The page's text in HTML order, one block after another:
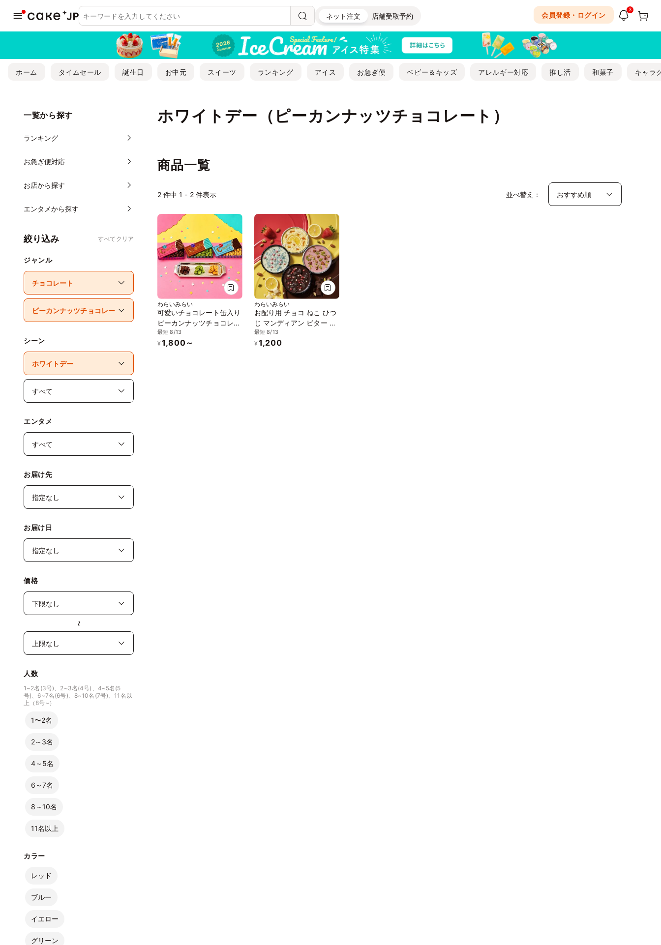
ネット注文 店舗受取予約 会員登録・ログイン
3
ホーム タイムセール 誕生日 お中元 スイーツ ランキング アイス お急ぎ便 ベビー＆キッズ アレルギー対応 推し活 和菓子 キャラ
ホワイトデー（ピーカンナッツチョコレート）
一覧から探す
ランキング
お急ぎ便対応
お店から探す
エンタメから探す
絞り込み すべてクリア
ジャンル
シーン
エンタメ
お届け先
お届け日
価格
〜
人数
1~2名(3号)、2~3名(4号)、4~5名(5
号)、6~7名(6号)、8~10名(7号)、11名以
上（8号~）
1〜2名
2～3名
4～5名
6～7名
8～10名
11名以上
カラー
レッド
ブルー
イエロー
グリーン
商品一覧
2 件中 1 - 2 件表示 並べ替え：
わらいみらい
可愛いチョコレート缶入り
ピーカンナッツチョコレー
ト 3缶セット
最短 8/13
¥ 1,800～
わらいみらい
お配り用 チョコ ねこ ひつ
じ マンディアン ビター ホ
ワイト
最短 8/13
¥ 1,200